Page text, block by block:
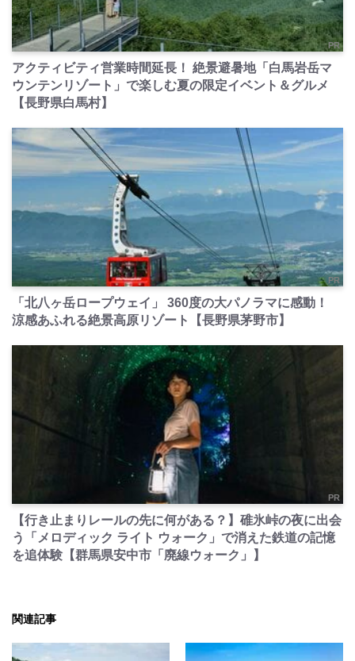
PR
アクティビティ営業時間延長！ 絶景避暑地「白馬岩岳マ
ウンテンリゾート」で楽しむ夏の限定イベント＆グルメ
【長野県白馬村】
PR
「北八ヶ岳ロープウェイ」 360度の大パノラマに感動！
涼感あふれる絶景高原リゾート【長野県茅野市】
PR
【行き止まりレールの先に何がある？】碓氷峠の夜に出会
う「メロディック ライト ウォーク」で消えた鉄道の記憶
を追体験【群馬県安中市「廃線ウォーク」】
関連記事